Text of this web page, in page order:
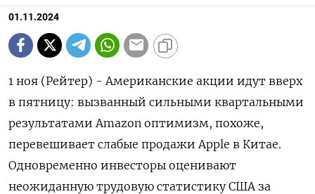
01.11.2024
1 ноя (Рейтер) - Американские акции идут вверх
в пятницу: вызванный сильными квартальными
результатами Amazon оптимизм, похоже,
перевешивает слабые продажи Apple в Китае.
Одновременно инвесторы оценивают
неожиданную трудовую статистику США за